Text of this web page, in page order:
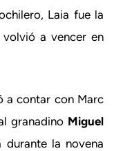
Laia fue la
a vencer en
a contar con Marc
granadino Miguel
durante la novena